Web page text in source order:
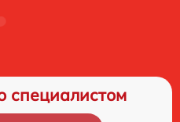
специалистом